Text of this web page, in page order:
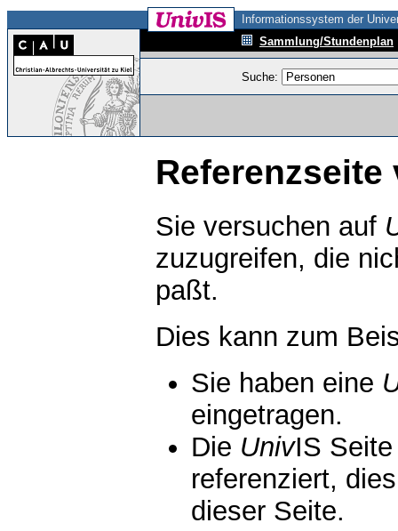
Informationssystem der
Sammlung/Stundenplan
Suche:
Referenzseite
Sie versuchen auf
zuzugreifen, die
paßt.
Dies kann zum
Sie haben eine
eingetragen.
Die UnivIS
referenziert,
dieser Seite.